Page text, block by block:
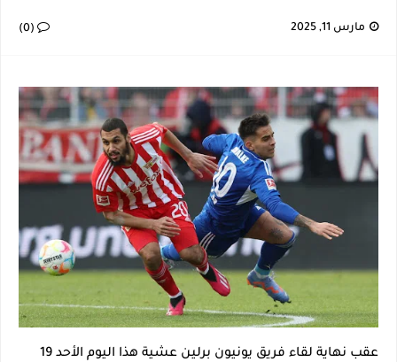
إصابة خطيرة لمحمد أمين بن عمر بعد اعتداء في سوسة والأمن يوقف أحد المعتدين
كأس إفريقيا U20: المغرب وتونس في مواجهة نارية لحسم التأهل.. توقيت المباراة والقناة الناقلة لها
الرابطة المحترفة الأولى: برنامج مباريات الجولة 29
مارس 11, 2025 (0)
عقب نهاية لقاء فريق يونيون برلين عشية هذا اليوم الأحد 19